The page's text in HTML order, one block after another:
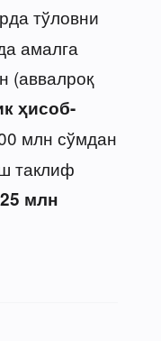
тўловни
амалга
(аввалроқ
ҳисоб-
млн сўмдан
таклиф
25 млн